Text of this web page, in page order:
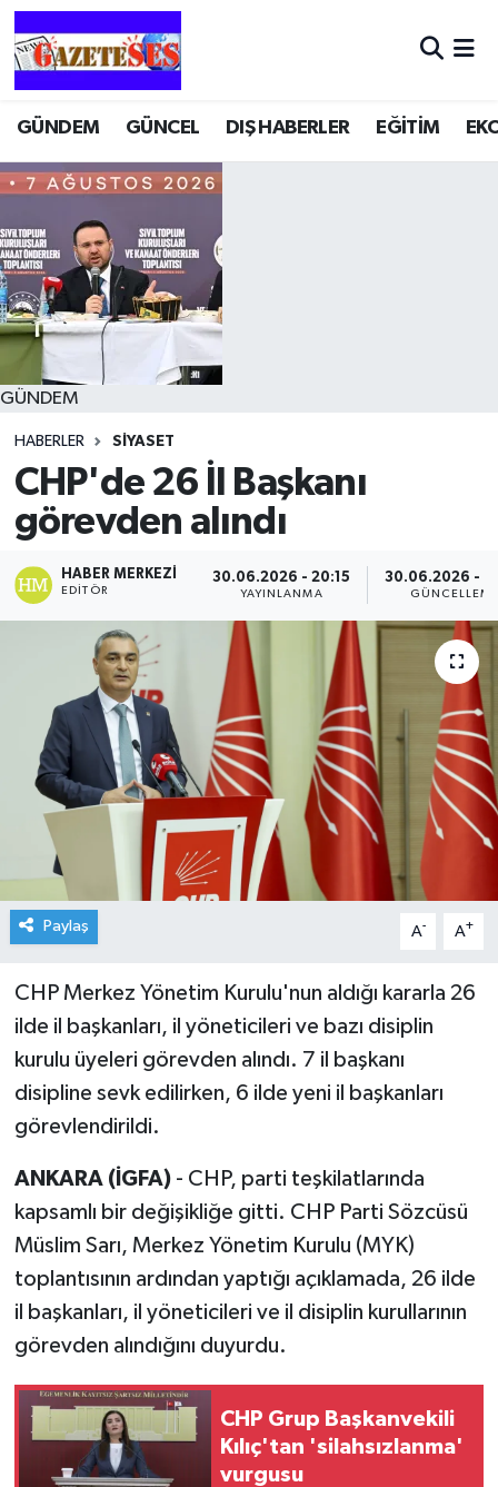
GÜNDEM GÜNCEL DIŞ HABERLER EĞİTİM
GÜNDEM
HABERLER SİYASET
CHP'de 26 İl Başkanı
görevden alındı
HABER MERKEZI
EDITÖR
30.06.2026 - 20:15
YAYINLANMA
30.06.2026 -
Paylaş A- A+
CHP Merkez Yönetim Kurulu'nun aldığı kararla 26
ilde il başkanları, il yöneticileri ve bazı disiplin
kurulu üyeleri görevden alındı. 7 il başkanı
disipline sevk edilirken, 6 ilde yeni il başkanları
görevlendirildi.
ANKARA (İGFA) - CHP, parti teşkilatlarında
kapsamlı bir değişikliğe gitti. CHP Parti Sözcüsü
Müslim Sarı, Merkez Yönetim Kurulu (MYK)
toplantısının ardından yaptığı açıklamada, 26 ilde
il başkanları, il yöneticileri ve il disiplin kurullarının
görevden alındığını duyurdu.
CHP Grup Başkanvekili
Kılıç'tan 'silahsızlanma'
vurgusu